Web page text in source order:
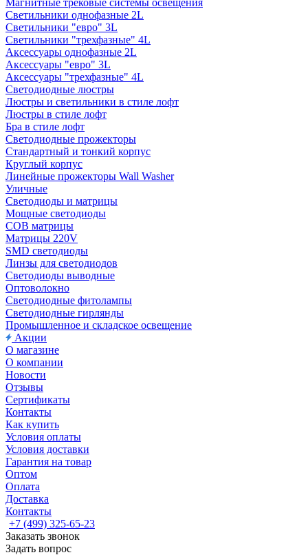
Магнитные трековые системы освещения
Светильники однофазные 2L
Светильники "евро" 3L
Светильники "трехфазные" 4L
Аксессуары однофазные 2L
Аксессуары "евро" 3L
Аксессуары "трехфазные" 4L
Светодиодные люстры
Люстры и светильники в стиле лофт
Люстры в стиле лофт
Бра в стиле лофт
Светодиодные прожекторы
Стандартный и тонкий корпус
Круглый корпус
Линейные прожекторы Wall Washer
Уличные
Светодиоды и матрицы
Мощные светодиоды
COB матрицы
Матрицы 220V
SMD светодиоды
Линзы для светодиодов
Светодиоды выводные
Оптоволокно
Светодиодные фитолампы
Светодиодные гирлянды
Промышленное и складское освещение
Акции
О магазине
О компании
Новости
Отзывы
Сертификаты
Контакты
Как купить
Условия оплаты
Условия доставки
Гарантия на товар
Оптом
Оплата
Доставка
Контакты
+7 (499) 325-65-23
Заказать звонок
Задать вопрос